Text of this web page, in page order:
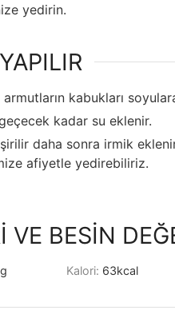
yedirin.
armutların kabukları
kadar su eklenir.
daha sonra irmik
afiyetle yedirebiliriz.
VE BESİN
g Kalori: 63kcal